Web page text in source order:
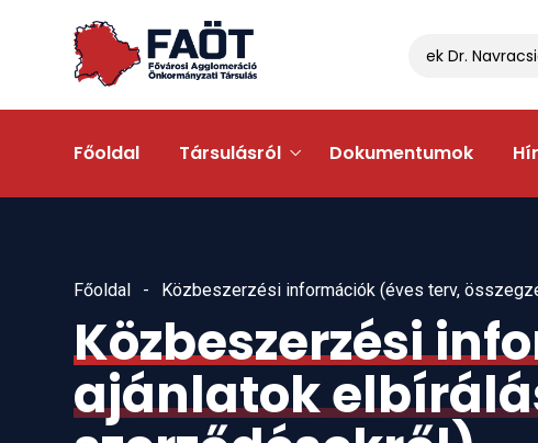
Gyálon egyeztettek Dr.
Főoldal Társulásról Dokumentumok
Főoldal Közbeszerzési információk (éves terv,
Közbeszerzési
ajánlatok